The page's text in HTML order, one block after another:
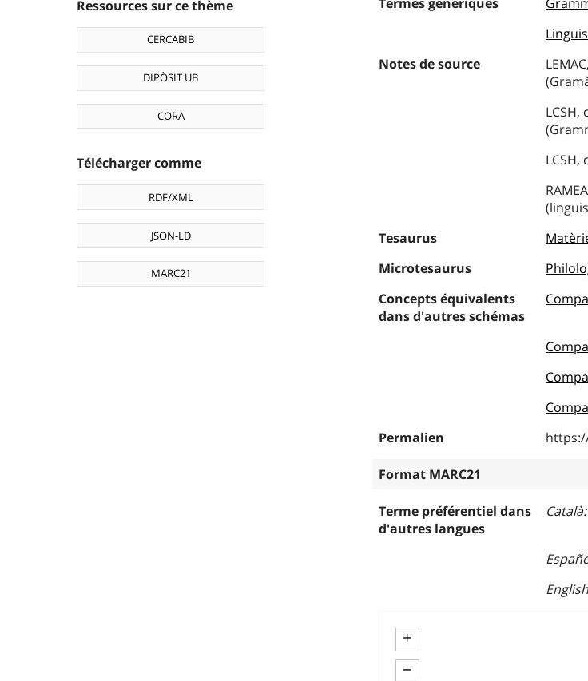
Ressources sur ce thème
CERCABIB
DIPÒSIT UB
CORA
Télécharger comme
RDF/XML
JSON-LD
MARC21
Notes de source
Tesaurus
Microtesaurus
Concepts équivalents
dans d'autres schémas
Permalien
Format MARC21
Terme préférentiel dans
d'autres langues
Català
English
+
−